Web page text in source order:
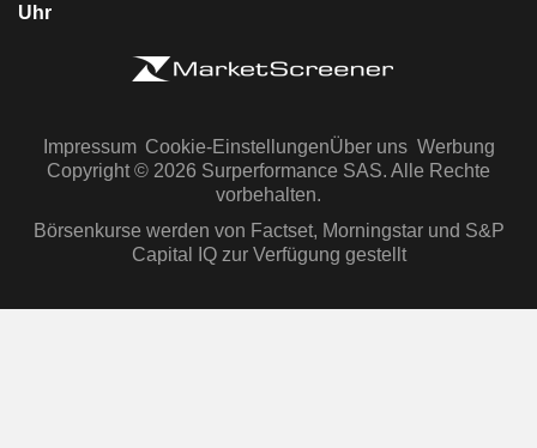
Uhr
Impressum Cookie-EinstellungenÜber uns Werbung
Copyright © 2026 Surperformance SAS. Alle Rechte
vorbehalten.
Börsenkurse werden von Factset, Morningstar und S&P
Capital IQ zur Verfügung gestellt